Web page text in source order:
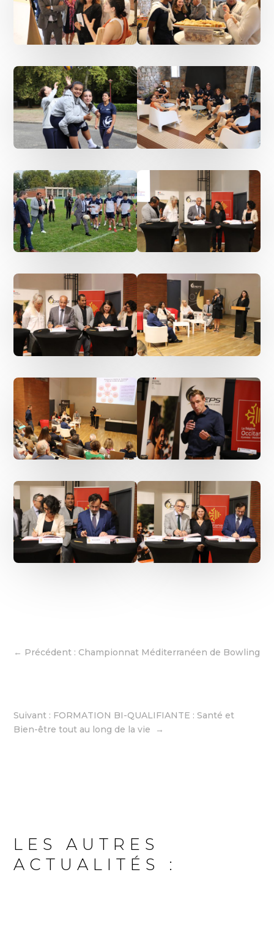
← Précédent : Championnat Méditerranéen de Bowling
Suivant : FORMATION BI-QUALIFIANTE : Santé et
Bien-être tout au long de la vie
→
LES AUTRES
ACTUALITÉS :